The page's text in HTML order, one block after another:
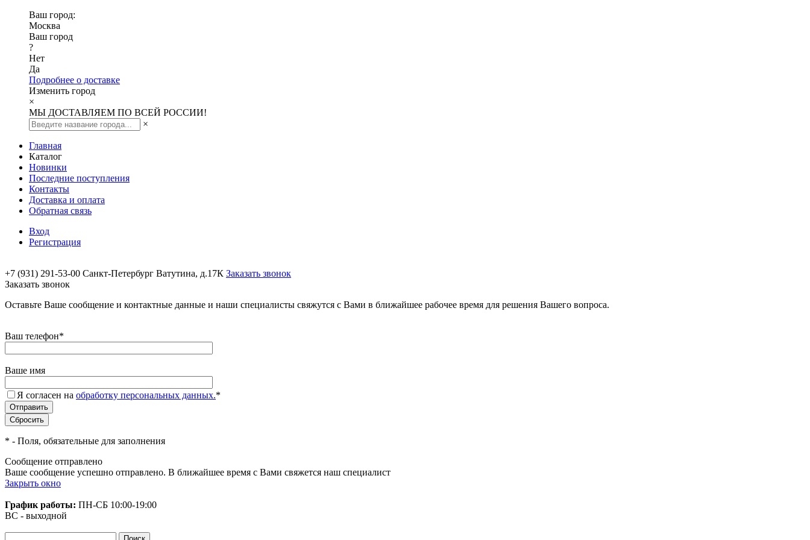
Ваш город:
Москва
Ваш город
?
Нет
Да
Подробнее о доставке
Изменить город
×
МЫ ДОСТАВЛЯЕМ ПО ВСЕЙ РОССИИ!
×
Главная
Каталог
Новинки
Последние поступления
Контакты
Доставка и оплата
Обратная связь
Вход
Регистрация
+7 (931) 291-53-00 Санкт-Петербург Ватутина, д.17К Заказать звонок
Заказать звонок
Оставьте Ваше сообщение и контактные данные и наши специалисты свяжутся с Вами в ближайшее рабочее время для решения Вашего вопроса.
Ваш телефон*
Ваше имя
Я согласен на обработку персональных данных.*
* - Поля, обязательные для заполнения
Сообщение отправлено
Ваше сообщение успешно отправлено. В ближайшее время с Вами свяжется наш специалист
Закрыть окно
График работы: ПН-СБ 10:00-19:00
ВС - выходной